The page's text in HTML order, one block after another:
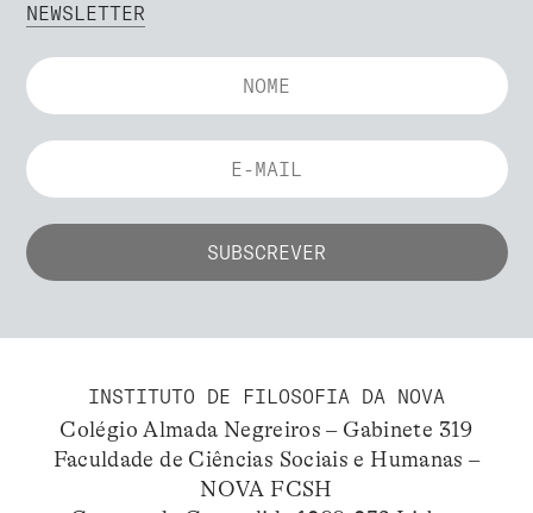
NEWSLETTER
INSTITUTO DE FILOSOFIA DA NOVA
Colégio Almada Negreiros – Gabinete 319
Faculdade de Ciências Sociais e Humanas –
NOVA FCSH